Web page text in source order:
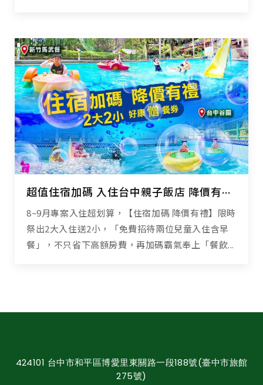
超值住宿加碼 入住台中親子飯店 降價有禮高CP享受
8~9月專案入住超划算，【住宿加碼 降價有禮】限時
祭出2大入住送2小，「免費招待兩位兒童入住含早
餐」，不只省下高額房費，再加碼霸氣奉上「餐飲...
424101 台中市和平區博愛里東關路一段188號(臺中市旅館
275號)